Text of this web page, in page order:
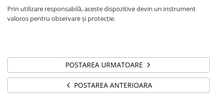
Prin utilizare responsabilă, aceste dispozitive devin un instrument
valoros pentru observare și protecție.
POSTAREA URMATOARE
POSTAREA ANTERIOARA